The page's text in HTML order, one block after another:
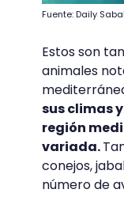
Fuente: Daily
Estos son
animales
sus climas
región
variada.
conejos,
número de